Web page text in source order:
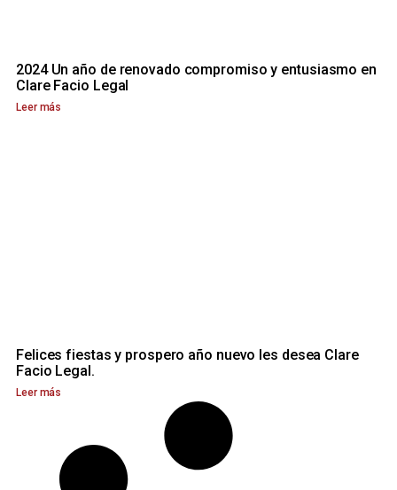
2024 Un año de renovado compromiso y entusiasmo en
Clare Facio Legal
Leer más
Felices fiestas y prospero año nuevo les desea Clare
Facio Legal.
Leer más